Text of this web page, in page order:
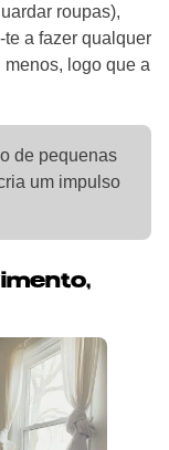
roupas),
a fazer qualquer
logo que a
de pequenas
um impulso